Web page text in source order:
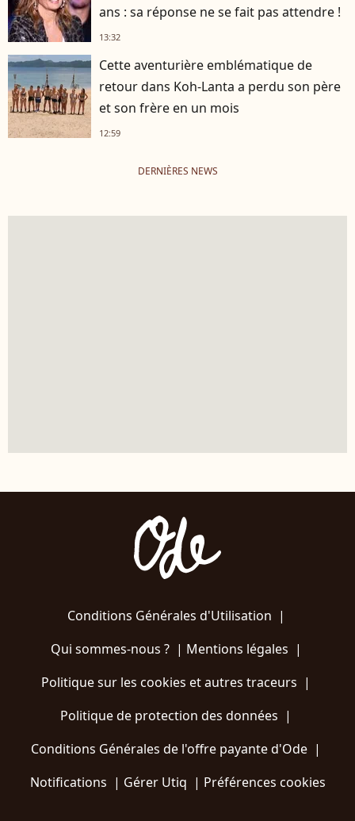
ans : sa réponse ne se fait pas attendre !
13:32
Cette aventurière emblématique de
retour dans Koh-Lanta a perdu son père
et son frère en un mois
12:59
DERNIÈRES NEWS
Conditions Générales d'Utilisation |
Qui sommes-nous ?| Mentions légales |
Politique sur les cookies et autres traceurs |
Politique de protection des données |
Conditions Générales de l'offre payante d'Ode |
Notifications | Gérer Utiq | Préférences cookies